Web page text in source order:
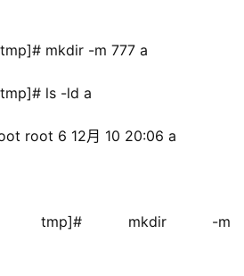
mkdir -m 777 a
ls -ld a
root 6 12月 10 20:06 a
tmp]# mkdir -m